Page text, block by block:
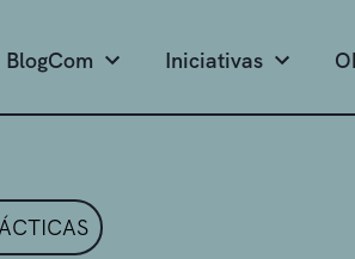
BlogCom Iniciativas